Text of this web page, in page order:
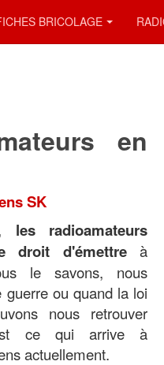
BRICOLAGE
en
SK
les radioamateurs
droit d'émettreà
le savons, nous
ou quand la loi
nous retrouver
ce qui arrive à
actuellement.